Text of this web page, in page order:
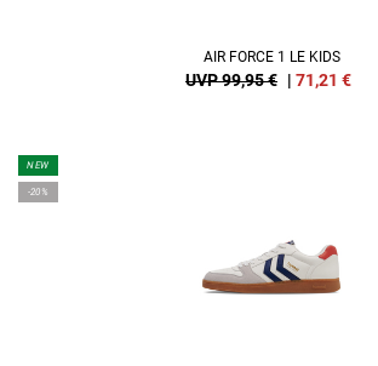
AIR FORCE 1 LE KIDS
UVP 99,95 € | 71,21 €
NEW
-20%